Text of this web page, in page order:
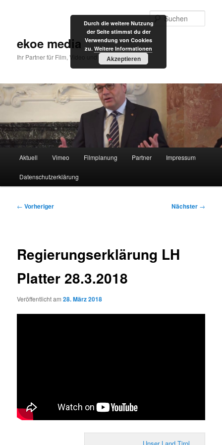
ekoe media
Ihr Partner für Film, Video und Internet
Aktuell Vimeo Filmplanung Partner Impressum
Datenschutzerklärung
Beitragsnavigation
← Vorheriger Nächster →
Regierungserklärung LH
Platter 28.3.2018
Veröffentlicht am28. März 2018
Unser Land Tirol
Durch die weitere Nutzung
der Seite stimmst du der
Verwendung von Cookies
zu. Weitere Informationen
Akzeptieren